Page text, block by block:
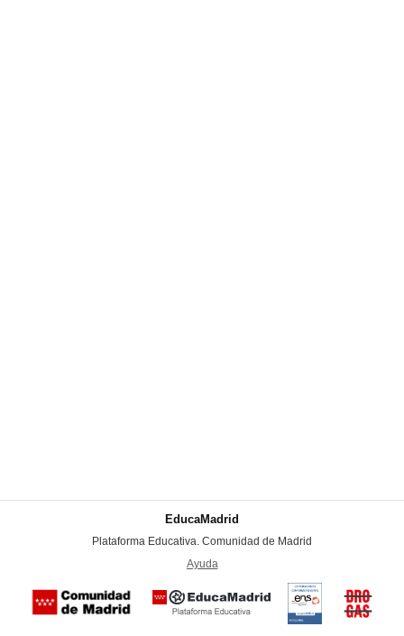
EducaMadrid
Plataforma Educativa. Comunidad de Madrid
Ayuda
Certificación
conformidad
con el
del